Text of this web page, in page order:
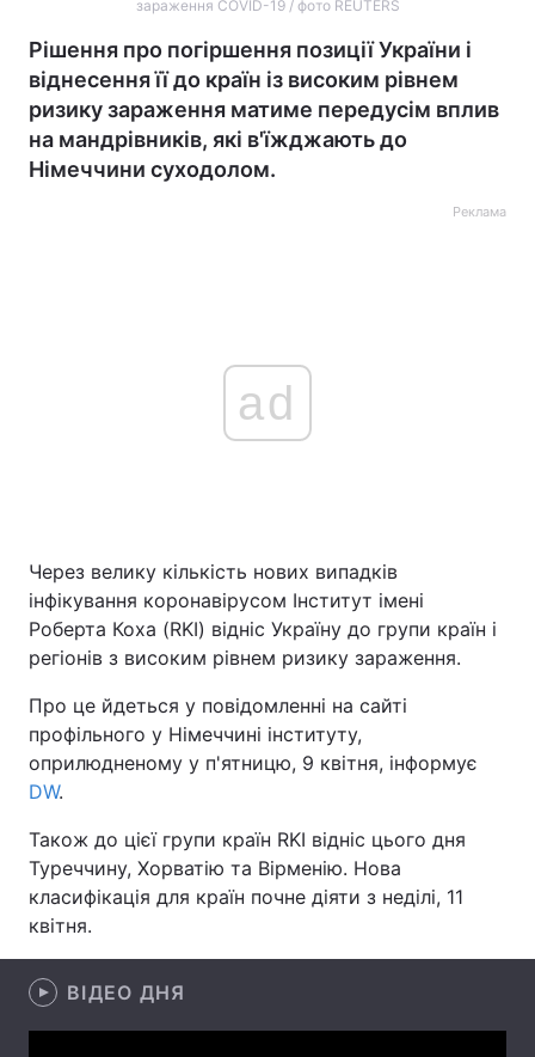
Економіка Світ
Спорт Наука
Техно і зв'язок Лайт
Інциденти
Здоров'я
Погода
Екологія Регіони
Лонгріди
Відео з Youtube Статті
зараження COVID-19 / фото REUTERS
Рішення про погіршення позиції України і
віднесення її до країн із високим рівнем
ризику зараження матиме передусім вплив
на мандрівників, які в'їжджають до
Німеччини суходолом.
Реклама
ad
Через велику кількість нових випадків
інфікування коронавірусом Інститут імені
Роберта Коха (RKI) відніс Україну до групи країн і
регіонів з високим рівнем ризику зараження.
Про це йдеться у повідомленні на сайті
профільного у Німеччині інституту,
оприлюдненому у п'ятницю, 9 квітня, інформує
DW.
Також до цієї групи країн RKI відніс цього дня
Туреччину, Хорватію та Вірменію. Нова
класифікація для країн почне діяти з неділі, 11
квітня.
ВІДЕО ДНЯ